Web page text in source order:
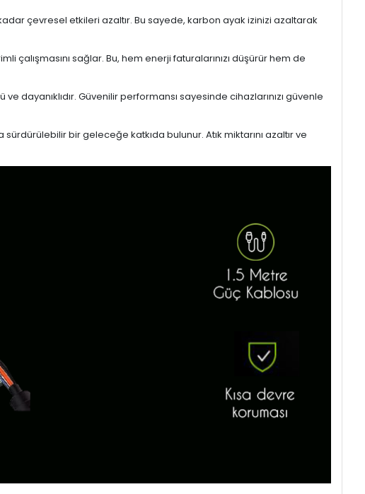
çevresel etkileri azaltır. Bu sayede, karbon ayak izinizi azaltarak
çalışmasını sağlar. Bu, hem enerji faturalarınızı düşürür hem de
Güvenilir performansı sayesinde cihazlarınızı güvenle
bir geleceğe katkıda bulunur. Atık miktarını azaltır ve